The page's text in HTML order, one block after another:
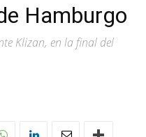
Hamburgo
Klizan, en la final del